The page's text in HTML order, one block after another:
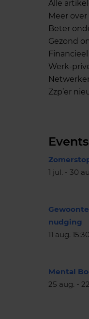
Alle
Meer
Beter
Gezond
Financieel
Werk-
Zzp’er
1 jul. - 30
nudging
11 aug.
Mental
25 aug. -